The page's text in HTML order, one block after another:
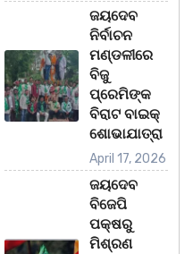
ଜୟଦେବ
ନିର୍ବାଚନ
ମଣ୍ଡଳୀରେ
ବିଜୁ
ପ୍ରେମିଙ୍କ
ବିରାଟ ବାଇକ୍
ଶୋଭାଯାତ୍ରା
April 17, 2026
ଜୟଦେବ
ବିଜେପି
ପକ୍ଷରୁ
ମିଶ୍ରଣ